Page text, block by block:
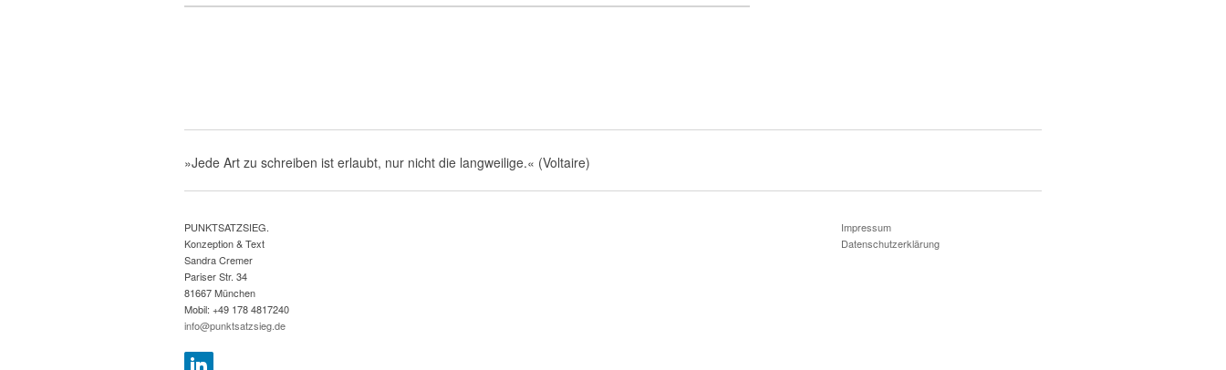
»Jede Art zu schreiben ist erlaubt, nur nicht die langweilige.« (Voltaire)
PUNKTSATZSIEG.
Konzeption & Text
Sandra Cremer
Pariser Str. 34
81667 München
Mobil: +49 178 4817240
info@punktsatzsieg.de
Impressum
Datenschutzerklärung